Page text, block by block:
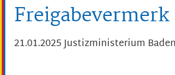
Freigabevermerk
21.01.2025 Justizministerium